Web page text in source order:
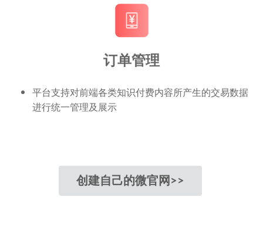
订单管理
平台支持对前端各类知识付费内容所产生的交易数据
进行统一管理及展示
创建自己的微官网>>